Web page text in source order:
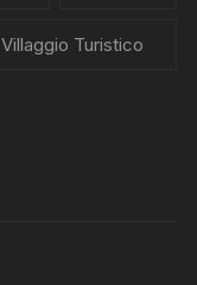
Villaggio Turistico